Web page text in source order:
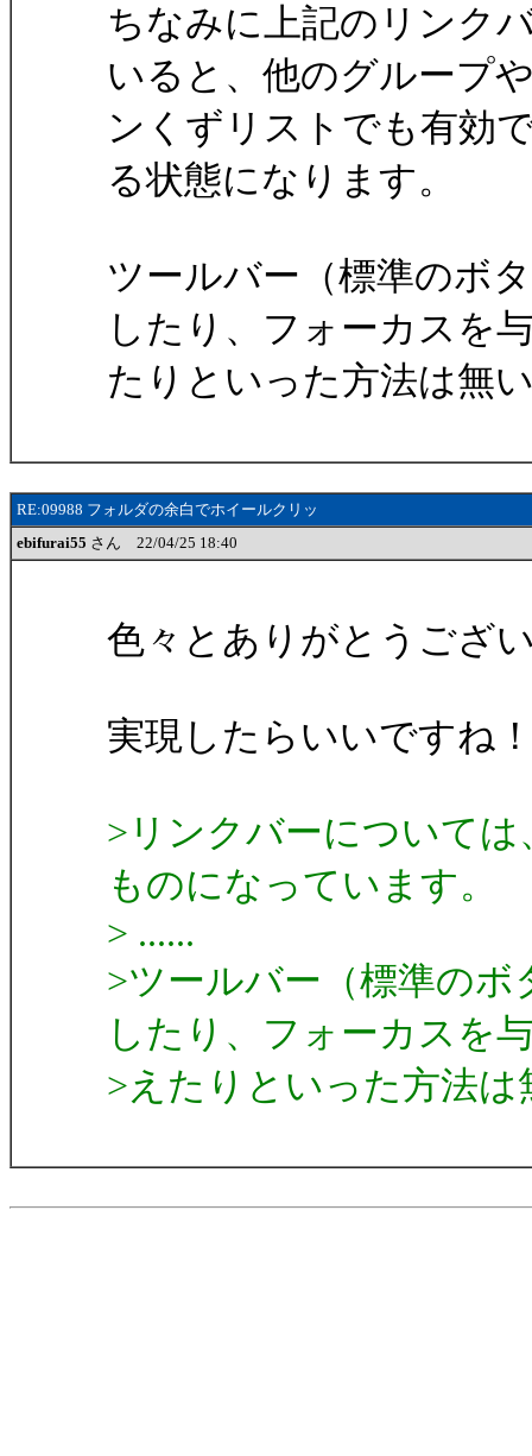
ちなみに上記のリンク
いると、他のグループ
ンくずリストでも有効
る状態になります。
ツールバー（標準のボ
したり、フォーカスを
たりといった方法は無
RE:09988 フォルダの余白でホイールクリッ
ebifurai55 さん 22/04/25 18:40
色々とありがとうござ
実現したらいいですね
>リンクバーについて
ものになっています。
> ......
>ツールバー（標準の
したり、フォーカスを
>えたりといった方法は